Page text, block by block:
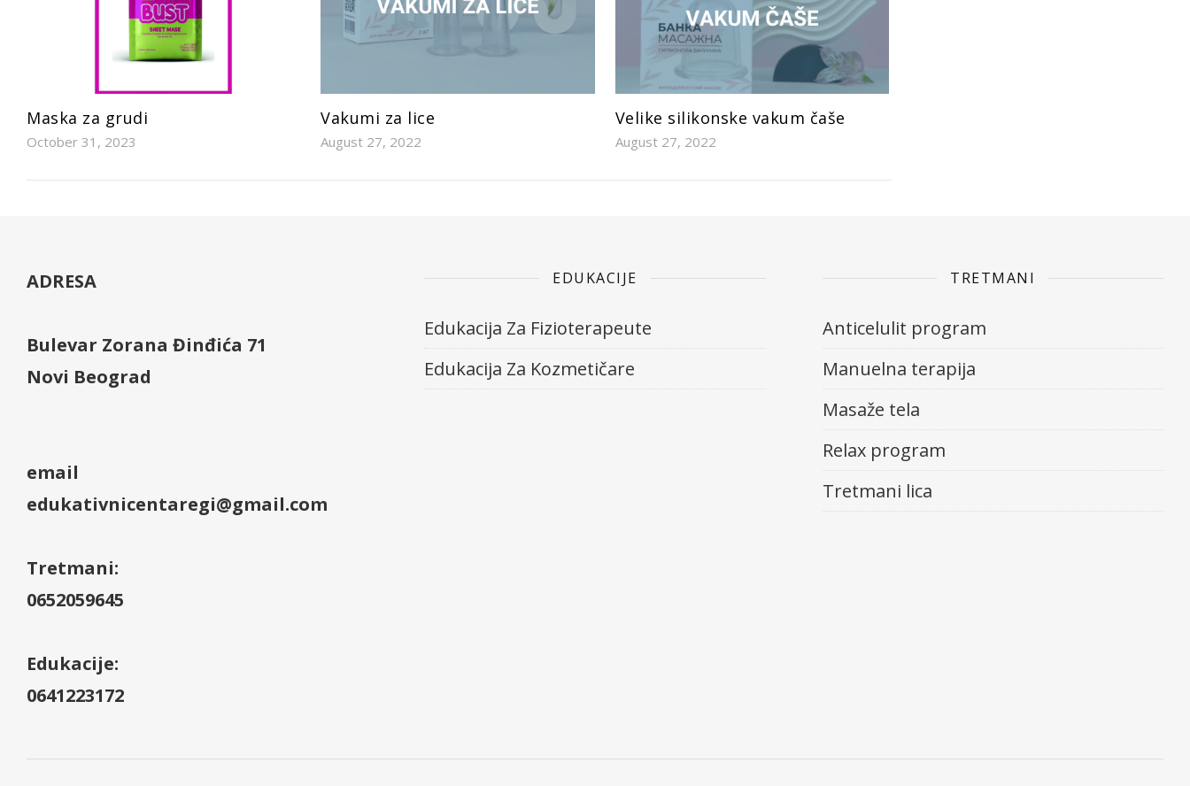
Maska za grudi
October 31, 2023
Vakumi za lice
August 27, 2022
Velike silikonske vakum čaše
August 27, 2022
ADRESA
Bulevar Zorana Đinđića 71
Novi Beograd
email
edukativnicentaregi@gmail.com
Tretmani:
0652059645
Edukacije:
0641223172
EDUKACIJE
Edukacija Za Fizioterapeute
Edukacija Za Kozmetičare
TRETMANI
Anticelulit program
Manuelna terapija
Masaže tela
Relax program
Tretmani lica